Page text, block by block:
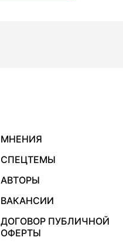
МНЕНИЯ
СПЕЦТЕМЫ
АВТОРЫ
ВАКАНСИИ
ДОГОВОР ПУБЛИЧНОЙ
ОФЕРТЫ